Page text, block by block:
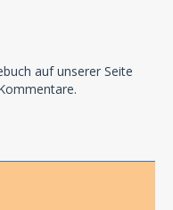
auf unserer Seite